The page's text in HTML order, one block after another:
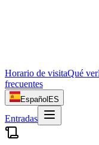
Horario de visitaQué ver
frecuentes
Español ES
Entradas